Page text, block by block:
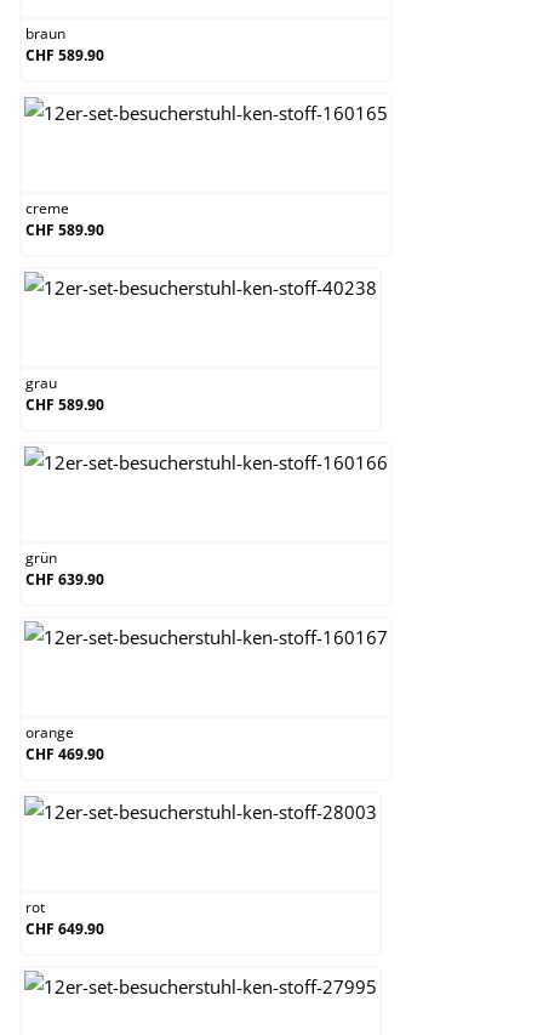
braun
CHF 589.90
creme
CHF 589.90
grau
CHF 589.90
grün
CHF 639.90
orange
CHF 469.90
rot
CHF 649.90